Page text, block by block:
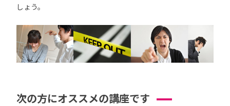
しょう。
次の方にオススメの講座です